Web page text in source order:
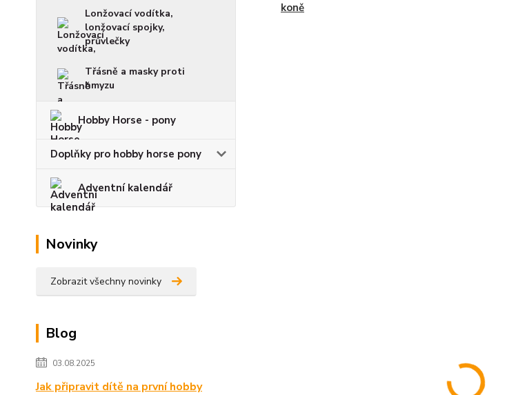
Lonžovací vodítka,
lonžovací spojky,
průvlečky
Třásně a masky proti
hmyzu
Hobby Horse - pony
Doplňky pro hobby horse pony
Adventní kalendář
Novinky
Zobrazit všechny novinky
Blog
03.08.2025
Jak připravit dítě na první hobby
koně